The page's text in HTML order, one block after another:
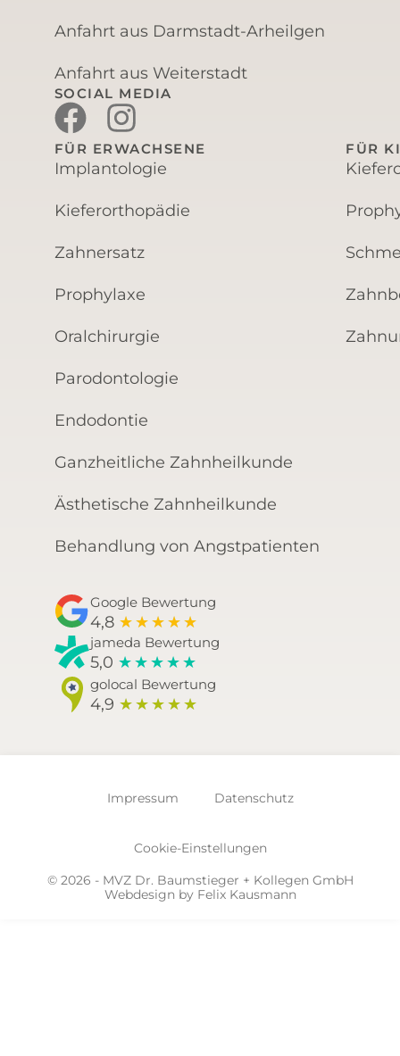
Anfahrt aus Darmstadt-Arheilgen
Anfahrt aus Weiterstadt
SOCIAL MEDIA
FÜR ERWACHSENE
Implantologie
Kieferorthopädie
Zahnersatz
Prophylaxe
Oralchirurgie
Parodontologie
Endodontie
Ganzheitliche Zahnheilkunde
Ästhetische Zahnheilkunde
Behandlung von Angstpatienten
FÜR
Google Bewertung
4,8 ★ ★ ★ ★ ★
jameda Bewertung
5,0 ★ ★ ★ ★ ★
golocal Bewertung
4,9 ★ ★ ★ ★ ★
© 2026 - MVZ Dr. Baumstieger + Kollegen GmbH
Webdesign by Felix Kausmann
Impressum Datenschutz
Cookie-Einstellungen